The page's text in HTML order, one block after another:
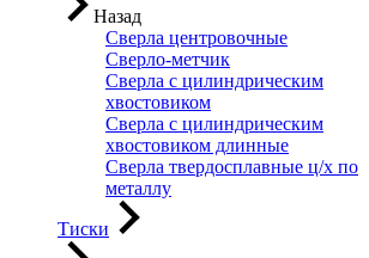
Назад
Сверла центровочные
Сверло-метчик
Сверла с цилиндрическим
хвостовиком
Сверла с цилиндрическим
хвостовиком длинные
Сверла твердосплавные ц/х по
металлу
Тиски